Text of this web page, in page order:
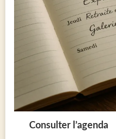
Consulter l’agenda